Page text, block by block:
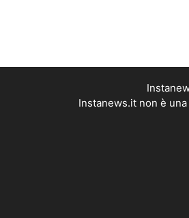
Instanews.it non è